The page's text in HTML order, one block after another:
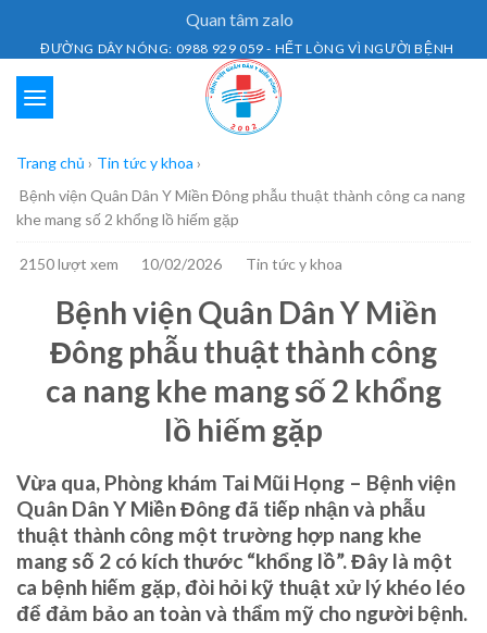
Quan tâm zalo
ĐƯỜNG DÂY NÓNG: 0988 929 059 - HẾT LÒNG VÌ NGƯỜI BỆNH
Trang chủ › Tin tức y khoa ›
Bệnh viện Quân Dân Y Miền Đông phẫu thuật thành công ca nang
khe mang số 2 khổng lồ hiếm gặp
2150 lượt xem 10/02/2026 Tin tức y khoa
Bệnh viện Quân Dân Y Miền
Đông phẫu thuật thành công
ca nang khe mang số 2 khổng
lồ hiếm gặp
Vừa qua, Phòng khám Tai Mũi Họng – Bệnh viện
Quân Dân Y Miền Đông đã tiếp nhận và phẫu
thuật thành công một trường hợp nang khe
mang số 2 có kích thước “khổng lồ”. Đây là một
ca bệnh hiếm gặp, đòi hỏi kỹ thuật xử lý khéo léo
để đảm bảo an toàn và thẩm mỹ cho người bệnh.